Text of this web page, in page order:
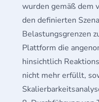
wurden gemäß dem
den definierten
Belastungsgrenzen
Plattform die
hinsichtlich
nicht mehr erfüllt,